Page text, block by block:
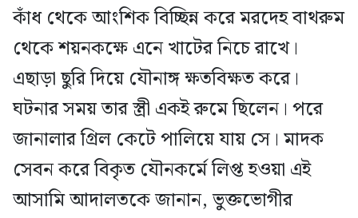
কাঁধ থেকে আংশিক বিচ্ছিন্ন করে মরদেহ বাথরুম
থেকে শয়নকক্ষে এনে খাটের নিচে রাখে।
এছাড়া ছুরি দিয়ে যৌনাঙ্গ ক্ষতবিক্ষত করে।
ঘটনার সময় তার স্ত্রী একই রুমে ছিলেন। পরে
জানালার গ্রিল কেটে পালিয়ে যায় সে। মাদক
সেবন করে বিকৃত যৌনকর্মে লিপ্ত হওয়া এই
আসামি আদালতকে জানান, ভুক্তভোগীর